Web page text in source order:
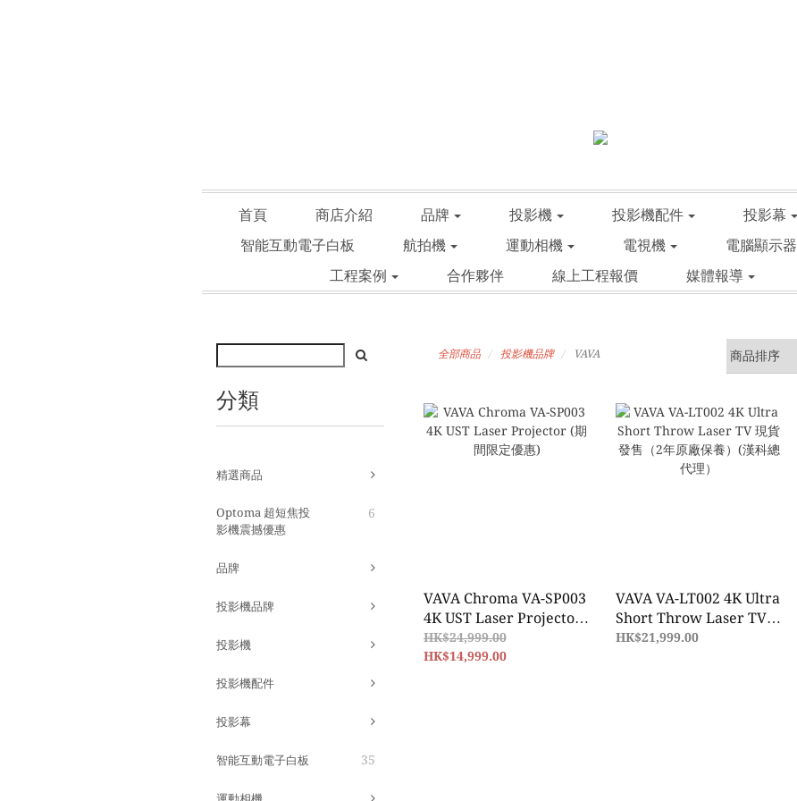
首頁 商店介紹 品牌 投影機 投影機配件 投影幕
智能互動電子白板
航拍機 運動相機 電視機 電腦顯示器
工程案例
合作夥伴 線上工程報價 媒體報導
分類
精選商品
Optoma 超短焦投
影機震撼優惠
6
品牌
投影機品牌
投影機
投影機配件
投影幕
智能互動電子白板 35
全部商品 投影機品牌 VAVA
VAVA Chroma VA-SP003
4K UST Laser Projector
(期間限定優惠)
HK$24,999.00
HK$14,999.00
VAVA VA-LT002 4K Ultra
Short Throw Laser TV
現貨發售（2年原廠保養）
HK$21,999.00